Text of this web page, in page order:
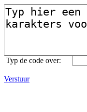
Typ de code over:
Verstuur